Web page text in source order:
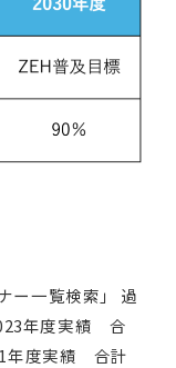
一覧検索」 過
年度実績 合
年度実績 合計